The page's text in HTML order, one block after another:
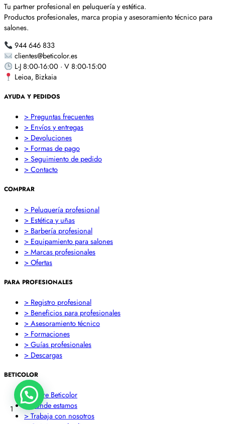
Tu partner profesional en peluquería y estética.
Productos profesionales, marca propia y asesoramiento técnico para
salones.
944 646 833
clientes@beticolor.es
L-J 8:00-16:00 · V 8:00-15:00
Leioa, Bizkaia
AYUDA Y PEDIDOS
> Preguntas frecuentes
> Envíos y entregas
> Devoluciones
> Formas de pago
> Seguimiento de pedido
> Contacto
COMPRAR
> Peluquería profesional
> Estética y uñas
> Barbería profesional
> Equipamiento para salones
> Marcas profesionales
> Ofertas
PARA PROFESIONALES
> Registro profesional
> Beneficios para profesionales
> Asesoramiento técnico
> Formaciones
> Guías profesionales
> Descargas
BETICOLOR
> Sobre Beticolor
> Dónde estamos
> Trabaja con nosotros
1